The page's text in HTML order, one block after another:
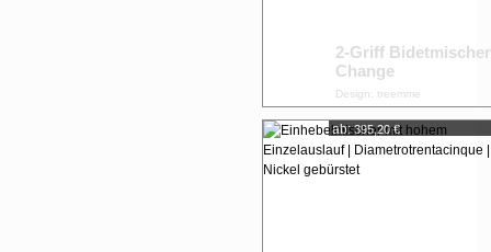
2-Griff
Change
Design: treemme
ab: 395,20 €